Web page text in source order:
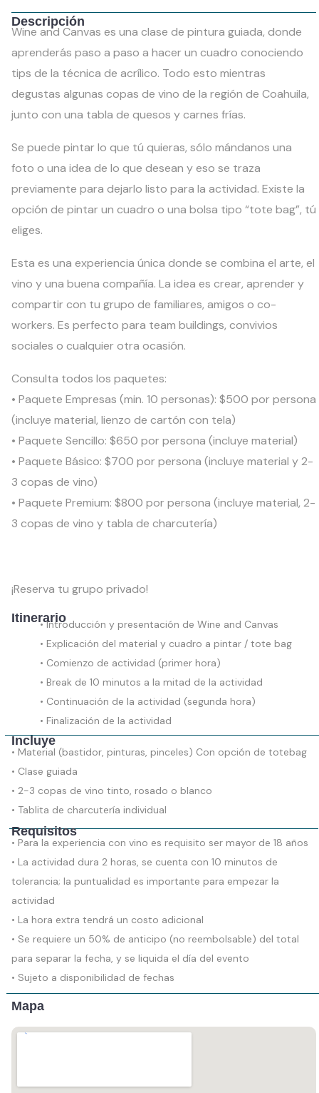
Descripción
Wine and Canvas es una clase de pintura guiada, donde
aprenderás paso a paso a hacer un cuadro conociendo
tips de la técnica de acrílico. Todo esto mientras
degustas algunas copas de vino de la región de Coahuila,
junto con una tabla de quesos y carnes frías.
Se puede pintar lo que tú quieras, sólo mándanos una
foto o una idea de lo que desean y eso se traza
previamente para dejarlo listo para la actividad. Existe la
opción de pintar un cuadro o una bolsa tipo “tote bag”, tú
eliges.
Esta es una experiencia única donde se combina el arte, el
vino y una buena compañía. La idea es crear, aprender y
compartir con tu grupo de familiares, amigos o co-
workers. Es perfecto para team buildings, convivios
sociales o cualquier otra ocasión.
Consulta todos los paquetes:
• Paquete Empresas (min. 10 personas): $500 por persona
(incluye material, lienzo de cartón con tela)
• Paquete Sencillo: $650 por persona (incluye material)
• Paquete Básico: $700 por persona (incluye material y 2-
3 copas de vino)
• Paquete Premium: $800 por persona (incluye material, 2-
3 copas de vino y tabla de charcutería)
¡Reserva tu grupo privado!
Itinerario• Introducción y presentación de Wine and Canvas
• Explicación del material y cuadro a pintar / tote bag
• Comienzo de actividad (primer hora)
• Break de 10 minutos a la mitad de la actividad
• Continuación de la actividad (segunda hora)
• Finalización de la actividad
Incluye
• Material (bastidor, pinturas, pinceles) Con opción de totebag
• Clase guiada
• 2-3 copas de vino tinto, rosado o blanco
• Tablita de charcutería individual
Requisitos
• Para la experiencia con vino es requisito ser mayor de 18 años
• La actividad dura 2 horas, se cuenta con 10 minutos de
tolerancia; la puntualidad es importante para empezar la
actividad
• La hora extra tendrá un costo adicional
• Se requiere un 50% de anticipo (no reembolsable) del total
para separar la fecha, y se liquida el día del evento
• Sujeto a disponibilidad de fechas
Mapa